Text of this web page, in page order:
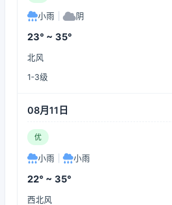
小雨 阴
23° ~ 35°
北风
1-3级
08月11日
优
小雨 小雨
22° ~ 35°
西北风